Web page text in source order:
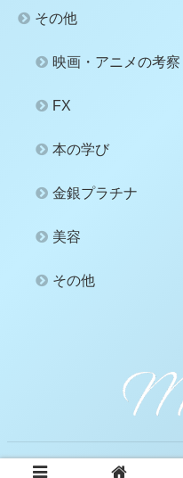
その他
映画・アニメの考察
FX
本の学び
金銀プラチナ
美容
その他